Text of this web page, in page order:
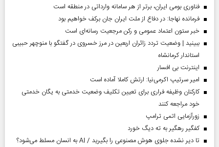
فناوری بومی ایران، برتر از هر سامانه وارداتی در منطقه است
فرمانده نهاجا: در دفاع از ملت ایران جان برکف خواهیم بود
خبر ستون اعتماد عمومی و رکن مرجعیت رسانه‌ای است
ببینید | وضعیت تردد زائران اربعین در مرز خسروی در گفتگو با منوچهر حبیبی
استاندار کرمانشاه
اینترنت بی افسار
امیر سرتیپ اکرمی‌نیا: ارتش کاملا آماده است
کارکنان وظیفه فراری برای تعیین تکلیف وضعیت خدمتی به یگان خدمتی
خود مراجعه کنند
زورآزمایی اتمی ترامپ
کفگیر رهگیر به ته دیگ خورد
تا دیر نشده جلوی هوش مصنوعی را بگیرید / AI به انسان مسلط می‌شود؟